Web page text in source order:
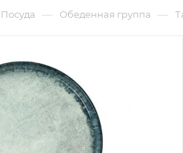
Посуда — Обеденная группа —